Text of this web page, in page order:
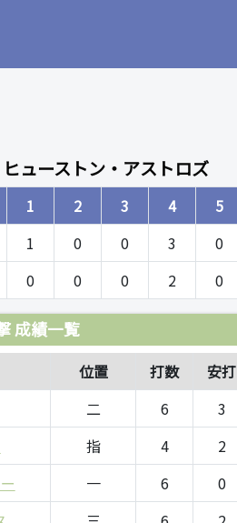
ューストン・アストロズ
1 2 3 4 5
1 0 0 3 0
0 0 0 2 0
成績一覧
位置 打数 安打
二 6 3
指 4 2
一 6 0